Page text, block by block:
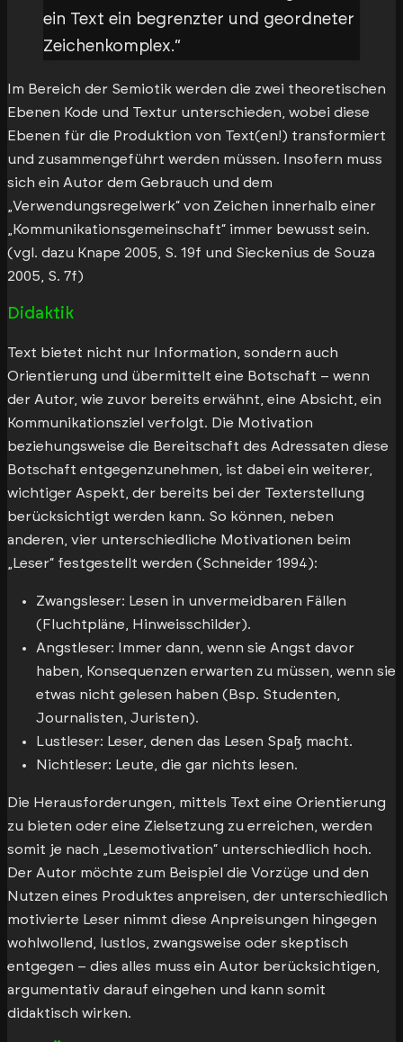
ein Text ein begrenzter und geordneter
Zeichenkomplex.“
Im Bereich der Semiotik werden die zwei theoretischen
Ebenen Kode und Textur unterschieden, wobei diese
Ebenen für die Produktion von Text(en!) transformiert
und zusammengeführt werden müssen. Insofern muss
sich ein Autor dem Gebrauch und dem
„Verwendungsregelwerk“ von Zeichen innerhalb einer
„Kommunikationsgemeinschaft“ immer bewusst sein.
(vgl. dazu Knape 2005, S. 19f und Sieckenius de Souza
2005, S. 7f)
Didaktik
Text bietet nicht nur Information, sondern auch
Orientierung und übermittelt eine Botschaft – wenn
der Autor, wie zuvor bereits erwähnt, eine Absicht, ein
Kommunikationsziel verfolgt. Die Motivation
beziehungsweise die Bereitschaft des Adressaten diese
Botschaft entgegenzunehmen, ist dabei ein weiterer,
wichtiger Aspekt, der bereits bei der Texterstellung
berücksichtigt werden kann. So können, neben
anderen, vier unterschiedliche Motivationen beim
„Leser“ festgestellt werden (Schneider 1994):
Zwangsleser: Lesen in unvermeidbaren Fällen
(Fluchtpläne, Hinweisschilder).
Angstleser: Immer dann, wenn sie Angst davor
haben, Konsequenzen erwarten zu müssen, wenn sie
etwas nicht gelesen haben (Bsp. Studenten,
Journalisten, Juristen).
Lustleser: Leser, denen das Lesen Spaß macht.
Nichtleser: Leute, die gar nichts lesen.
Die Herausforderungen, mittels Text eine Orientierung
zu bieten oder eine Zielsetzung zu erreichen, werden
somit je nach „Lesemotivation“ unterschiedlich hoch.
Der Autor möchte zum Beispiel die Vorzüge und den
Nutzen eines Produktes anpreisen, der unterschiedlich
motivierte Leser nimmt diese Anpreisungen hingegen
wohlwollend, lustlos, zwangsweise oder skeptisch
entgegen – dies alles muss ein Autor berücksichtigen,
argumentativ darauf eingehen und kann somit
didaktisch wirken.